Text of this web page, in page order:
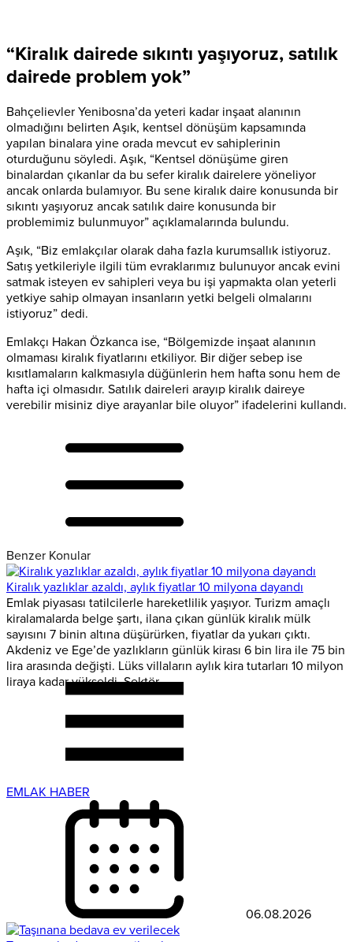
“Kiralık dairede sıkıntı yaşıyoruz, satılık
dairede problem yok”
Bahçelievler Yenibosna’da yeteri kadar inşaat alanının
olmadığını belirten Aşık, kentsel dönüşüm kapsamında
yapılan binalara yine orada mevcut ev sahiplerinin
oturduğunu söyledi. Aşık, “Kentsel dönüşüme giren
binalardan çıkanlar da bu sefer kiralık dairelere yöneliyor
ancak onlarda bulamıyor. Bu sene kiralık daire konusunda bir
sıkıntı yaşıyoruz ancak satılık daire konusunda bir
problemimiz bulunmuyor” açıklamalarında bulundu.
Aşık, “Biz emlakçılar olarak daha fazla kurumsallık istiyoruz.
Satış yetkileriyle ilgili tüm evraklarımız bulunuyor ancak evini
satmak isteyen ev sahipleri veya bu işi yapmakta olan yeterli
yetkiye sahip olmayan insanların yetki belgeli olmalarını
istiyoruz” dedi.
Emlakçı Hakan Özkanca ise, “Bölgemizde inşaat alanının
olmaması kiralık fiyatlarını etkiliyor. Bir diğer sebep ise
kısıtlamaların kalkmasıyla düğünlerin hem hafta sonu hem de
hafta içi olmasıdır. Satılık daireleri arayıp kiralık daireye
verebilir misiniz diye arayanlar bile oluyor” ifadelerini kullandı.
Benzer Konular
Kiralık yazlıklar azaldı, aylık fiyatlar 10 milyona dayandı
Emlak piyasası tatilcilerle hareketlilik yaşıyor. Turizm amaçlı
kiralamalarda belge şartı, ilana çıkan günlük kiralık mülk
sayısını 7 binin altına düşürürken, fiyatlar da yukarı çıktı.
Akdeniz ve Ege’de yazlıkların günlük kirası 6 bin lira ile 75 bin
lira arasında değişti. Lüks villaların aylık kira tutarları 10 milyon
liraya kadar yükseldi. Sektör...
EMLAK HABER
06.08.2026